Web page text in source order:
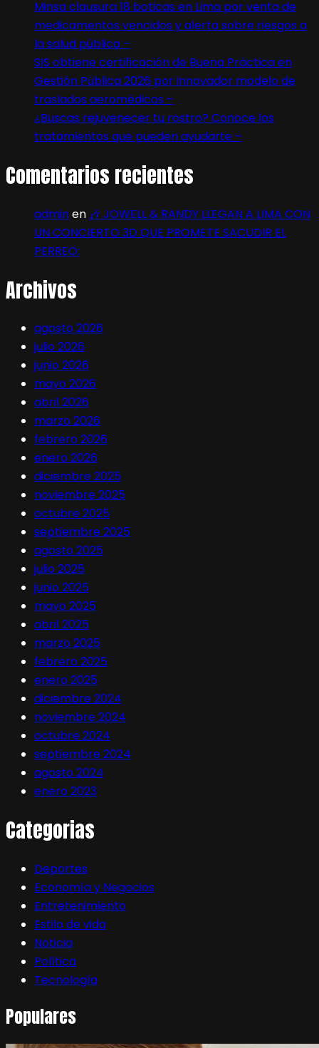
Minsa clausura 18 boticas en Lima por venta de
medicamentos vencidos y alerta sobre riesgos a
la salud pública –
SIS obtiene certificación de Buena Práctica en
Gestión Pública 2026 por innovador modelo de
traslados aeromédicos –
¿Buscas rejuvenecer tu rostro? Conoce los
tratamientos que pueden ayudarte –
Comentarios recientes
adminen 🎶 JOWELL & RANDY LLEGAN A LIMA CON
UN CONCIERTO 3D QUE PROMETE SACUDIR EL
PERREO:
Archivos
agosto 2026
julio 2026
junio 2026
mayo 2026
abril 2026
marzo 2026
febrero 2026
enero 2026
diciembre 2025
noviembre 2025
octubre 2025
septiembre 2025
agosto 2025
julio 2025
junio 2025
mayo 2025
abril 2025
marzo 2025
febrero 2025
enero 2025
diciembre 2024
noviembre 2024
octubre 2024
septiembre 2024
agosto 2024
enero 2023
Categorias
Deportes
Economía y Negocios
Entretenimiento
Estilo de vida
Noticia
Política
Tecnología
Populares